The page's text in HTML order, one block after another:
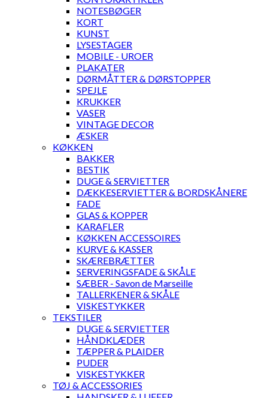
NOTESBØGER
KORT
KUNST
LYSESTAGER
MOBILE - UROER
PLAKATER
DØRMÅTTER & DØRSTOPPER
SPEJLE
KRUKKER
VASER
VINTAGE DECOR
ÆSKER
KØKKEN
BAKKER
BESTIK
DUGE & SERVIETTER
DÆKKESERVIETTER & BORDSKÅNERE
FADE
GLAS & KOPPER
KARAFLER
KØKKEN ACCESSOIRES
KURVE & KASSER
SKÆREBRÆTTER
SERVERINGSFADE & SKÅLE
SÆBER - Savon de Marseille
TALLERKENER & SKÅLE
VISKESTYKKER
TEKSTILER
DUGE & SERVIETTER
HÅNDKLÆDER
TÆPPER & PLAIDER
PUDER
VISKESTYKKER
TØJ & ACCESSORIES